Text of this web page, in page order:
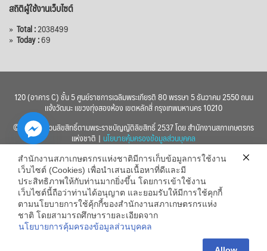
สถิติผู้ใช้งานเว็บไซต์
» Total :2038499
» Today :69
120 (อาคาร C) ชั้น 5 ศูนย์ราชการเฉลิมพระเกียรติ 80 พรรษา 5 ธันวาคม 2550 ถนน
แจ้งวัฒนะ แขวงทุ่งสองห้อง เขตหลักสี่ กรุงเทพมหานคร 10210
© 2560 สงวนลิขสิทธิ์ตามพระราชบัญญัติลิขสิทธิ์ 2537 โดย สำนักงานสภาเกษตรกร
แห่งชาติ | นโยบายคุ้มครองข้อมูลส่วนบุคคล
สำนักงานสภาเกษตรกรแห่งชาติมีการเก็บข้อมูลการใช้งาน
เว็บไซต์ (Cookies) เพื่อนำเสนอเนื้อหาที่ดีและมี
ประสิทธิภาพให้กับท่านมากยิ่งขึ้น โดยการเข้าใช้งาน
เว็บไซต์นี้ถือว่าท่านได้อนุญาต และยอมรับให้มีการใช้คุกกี้
ตามนโยบายการใช้คุ้กกี้ของสำนักงานสภาเกษตรกรแห่ง
ชาติ โดยสามารถศึกษารายละเอียดจาก
นโยบายการคุ้มครองข้อมูลส่วนบุคคล
Hide
chaty